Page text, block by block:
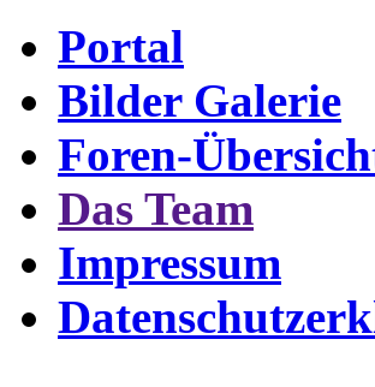
Portal
Bilder Galerie
Foren-
Das Team
Impressum